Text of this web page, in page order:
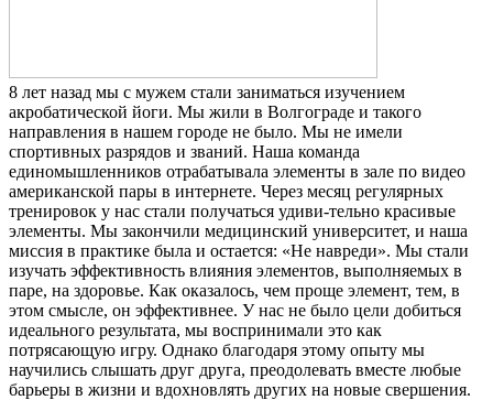
8 лет назад мы с мужем стали заниматься изучением
акробатической йоги. Мы жили в Волгограде и такого
направления в нашем городе не было. Мы не имели
спортивных разрядов и званий. Наша команда
единомышленников отрабатывала элементы в зале по видео
американской пары в интернете. Через месяц регулярных
тренировок у нас стали получаться удиви-тельно красивые
элементы. Мы закончили медицинский университет, и наша
миссия в практике была и остается: «Не навреди». Мы стали
изучать эффективность влияния элементов, выполняемых в
паре, на здоровье. Как оказалось, чем проще элемент, тем, в
этом смысле, он эффективнее. У нас не было цели добиться
идеального результата, мы воспринимали это как
потрясающую игру. Однако благодаря этому опыту мы
научились слышать друг друга, преодолевать вместе любые
барьеры в жизни и вдохновлять других на новые свершения.